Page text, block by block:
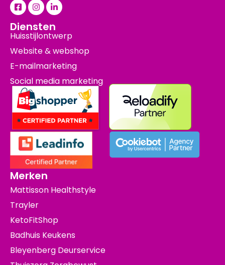
Diensten
Huisstijlontwerp
Website & webshop
E-mailmarketing
Social media marketing
Merken
Mattisson Healthstyle
Trayler
KetoFitShop
Badhuis Keukens
Bleyenberg Deurservice